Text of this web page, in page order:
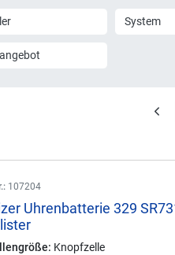
System
107204
Uhrenbatterie 329
Knopfzelle